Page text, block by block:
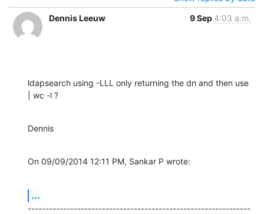
Dennis Leeuw
9 Sep 4:03 a.m.
ldapsearch using -LLL only returning the dn and then use
| wc -l ?
Dennis
On 09/09/2014 12:11 PM, Sankar P wrote:
...
---------------------------------------------------------------